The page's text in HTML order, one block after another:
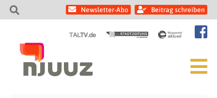
Newsletter-Abo Beitrag schreiben